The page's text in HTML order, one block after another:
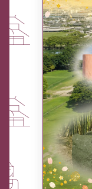
を受ける中小企業
について
ふるさと納税なら、